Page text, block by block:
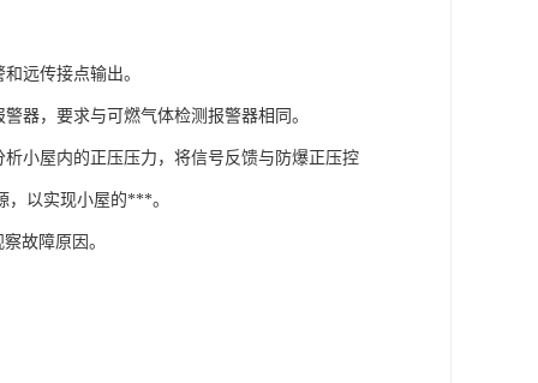
远传接点输出。
器，要求与可燃气体检测报警器相同。
小屋内的正压压力，将信号反馈与防爆正压控
，以实现小屋的***。
故障原因。